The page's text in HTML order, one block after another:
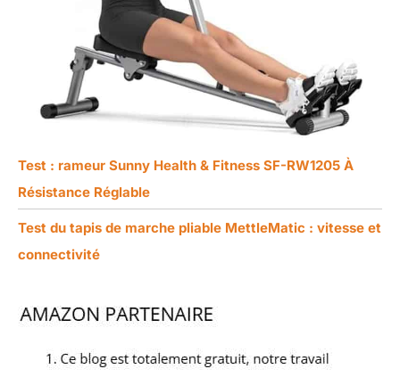
Test : rameur Sunny Health & Fitness SF-RW1205 À
Résistance Réglable
Test du tapis de marche pliable MettleMatic : vitesse et
connectivité